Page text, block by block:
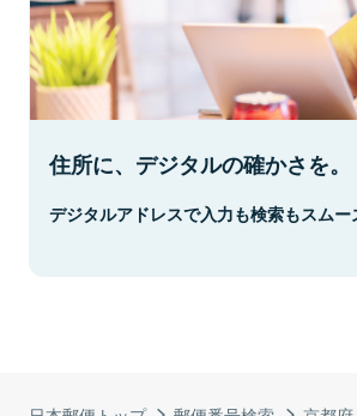
住所に、デジタルの確かさを。
デジタルアドレスで入力も検索もスムー